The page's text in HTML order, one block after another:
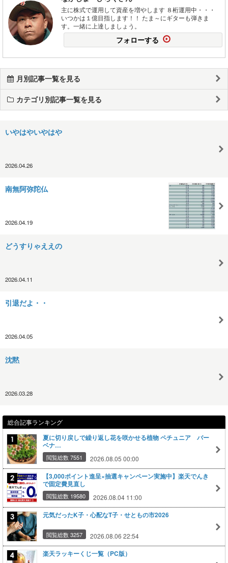
主に株式で運用して資産を増やします ８桁運用中・・・
いつかは１億目指します！！ たま～にギターも弾きま
す。一緒に上達しましょう。
フォローする
月別記事一覧を見る
カテゴリ別記事一覧を見る
いやはやいやはや
2026.04.26
南無阿弥陀仏
2026.04.19
どうすりゃええの
2026.04.11
引退だよ・・
2026.04.05
沈黙
2026.03.28
総合記事ランキング
夏に切り戻しで繰り返し花を咲かせる植物 ペチュニア バー
ベナ…
閲覧総数 7551 2026.08.05 00:00
【3,000ポイント進呈×抽選キャンペーン実施中】楽天でんき
で固定費見直し
閲覧総数 19580 2026.08.04 11:00
元気だったK子・心配なT子・せともの市2026
閲覧総数 3257 2026.08.06 22:54
楽天ラッキーくじ一覧（PC版）